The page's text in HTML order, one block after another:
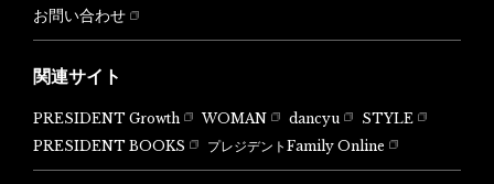
お問い合わせ
関連サイト
PRESIDENT Growth WOMAN dancyu
STYLE
PRESIDENT BOOKS
プレジデントFamily Online